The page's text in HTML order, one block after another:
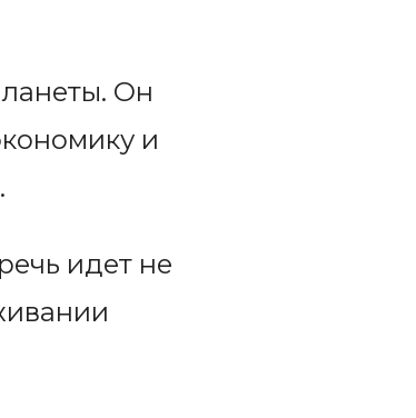
Он
и
идет не